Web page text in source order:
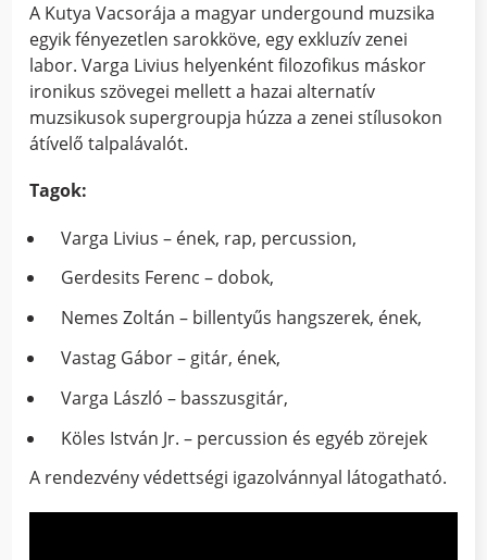
A Kutya Vacsorája a magyar undergound muzsika
egyik fényezetlen sarokköve, egy exkluzív zenei
labor. Varga Livius helyenként filozofikus máskor
ironikus szövegei mellett a hazai alternatív
muzsikusok supergroupja húzza a zenei stílusokon
átívelő talpalávalót.
Tagok:
Varga Livius – ének, rap, percussion,
Gerdesits Ferenc – dobok,
Nemes Zoltán – billentyűs hangszerek, ének,
Vastag Gábor – gitár, ének,
Varga László – basszusgitár,
Köles István Jr. – percussion és egyéb zörejek
A rendezvény védettségi igazolvánnyal látogatható.